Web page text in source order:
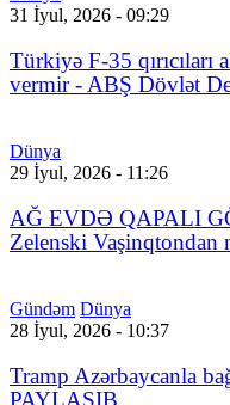
31 İyul, 2026 - 09:29
Türkiyə F-35 qırıcıları
vermir - ABŞ Dövlət
Dünya
29 İyul, 2026 - 11:26
AĞ EVDƏ QAPALI
Zelenski Vaşinqtondan
Gündəm Dünya
28 İyul, 2026 - 10:37
Tramp Azərbaycanla
PAYLAŞIB